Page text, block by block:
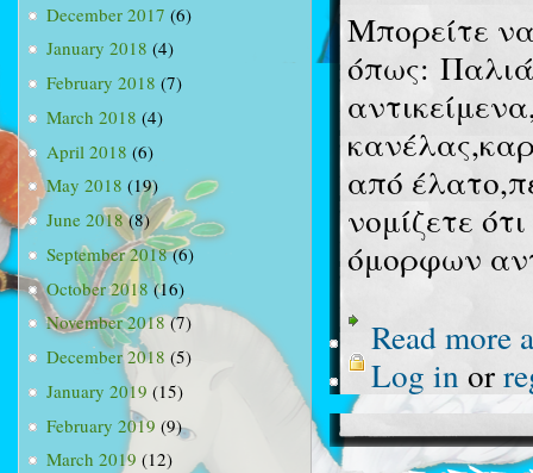
December 2017 (6)
January 2018 (4)
February 2018 (7)
March 2018 (4)
April 2018 (6)
May 2018 (19)
June 2018(8)
September 2018(6)
October 2018(16)
November 2018(7)
December 2018 (5)
January 2019 (15)
February 2019 (9)
March 2019 (12)
Μπορείτε
όπως: Παλιά
από
νομίζετε
όμορφων
Read more
Log in or